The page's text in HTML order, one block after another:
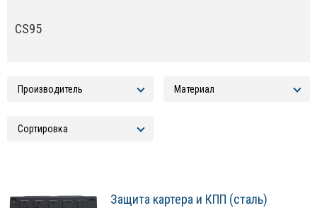
CS95
Защита картера и КПП (сталь)